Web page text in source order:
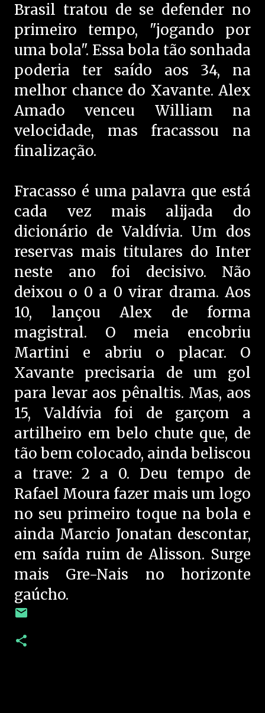
Brasil tratou de se defender no
primeiro tempo, "jogando por
uma bola". Essa bola tão sonhada
poderia ter saído aos 34, na
melhor chance do Xavante. Alex
Amado venceu William na
velocidade, mas fracassou na
finalização.
Fracasso é uma palavra que está
cada vez mais alijada do
dicionário de Valdívia. Um dos
reservas mais titulares do Inter
neste ano foi decisivo. Não
deixou o 0 a 0 virar drama. Aos
10, lançou Alex de forma
magistral. O meia encobriu
Martini e abriu o placar. O
Xavante precisaria de um gol
para levar aos pênaltis. Mas, aos
15, Valdívia foi de garçom a
artilheiro em belo chute que, de
tão bem colocado, ainda beliscou
a trave: 2 a 0. Deu tempo de
Rafael Moura fazer mais um logo
no seu primeiro toque na bola e
ainda Marcio Jonatan descontar,
em saída ruim de Alisson. Surge
mais Gre-Nais no horizonte
gaúcho.